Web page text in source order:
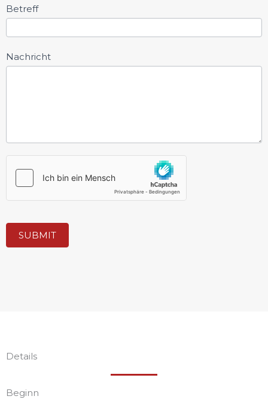
Betreff
Nachricht
SUBMIT
Details
Beginn